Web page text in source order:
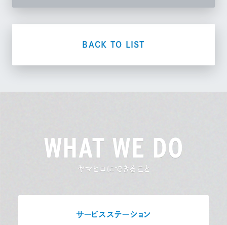
BACK TO LIST
WHAT WE DO
ヤマヒロにできること
サービスステーション